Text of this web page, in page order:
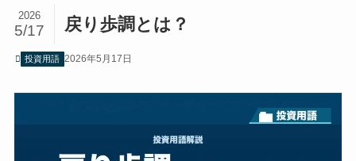
戻り歩調とは？
2026
5/17
投資用語 2026年5月17日